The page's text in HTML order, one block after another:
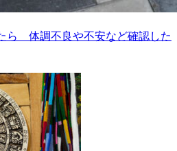
ら 体調不良や不安など確認した